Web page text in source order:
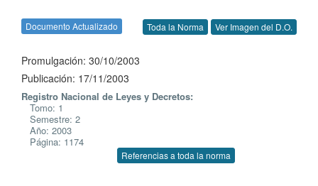
Documento Actualizado Toda la Norma Ver Imagen del D.O.
Promulgación: 30/10/2003
Publicación: 17/11/2003
Registro Nacional de Leyes y Decretos:
Tomo: 1
Semestre: 2
Año: 2003
Página: 1174
Referencias a toda la norma